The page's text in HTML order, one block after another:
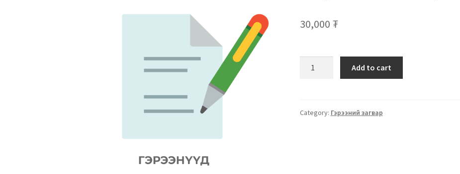
30,000 ₮
Add to cart
Category: Гэрээний загвар